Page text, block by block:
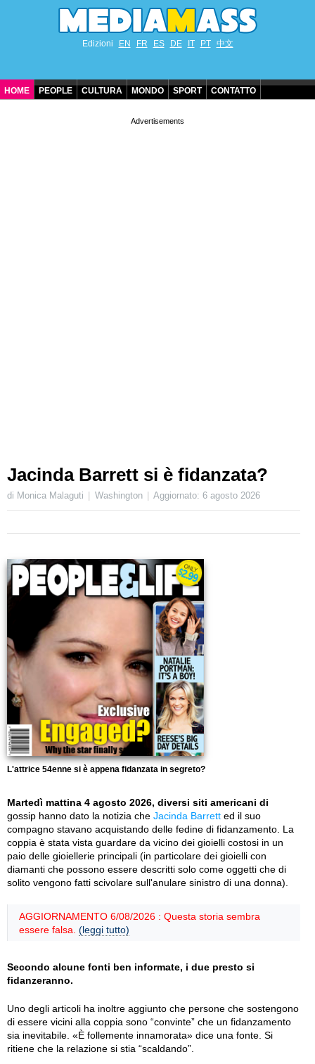
Edizioni EN FR ES DE IT PT 中文
HOME PEOPLE CULTURA MONDO SPORT CONTATTO
Jacinda Barrett si è fidanzata?
di Monica Malaguti Washington Aggiornato:6 agosto 2026
L'attrice 54enne si è appena fidanzata in segreto?
Martedì mattina 4 agosto 2026, diversi siti americani di
gossip hanno dato la notizia che Jacinda Barrett ed il suo
compagno stavano acquistando delle fedine di fidanzamento. La
coppia è stata vista guardare da vicino dei gioielli costosi in un
paio delle gioiellerie principali (in particolare dei gioielli con
diamanti che possono essere descritti solo come oggetti che di
solito vengono fatti scivolare sull'anulare sinistro di una donna).
AGGIORNAMENTO 6/08/2026 : Questa storia sembra
essere falsa. (leggi tutto)
Secondo alcune fonti ben informate, i due presto si
fidanzeranno.
Uno degli articoli ha inoltre aggiunto che persone che sostengono
di essere vicini alla coppia sono “convinte” che un fidanzamento
sia inevitabile. «È follemente innamorata» dice una fonte. Si
ritiene che la relazione si stia “scaldando”.